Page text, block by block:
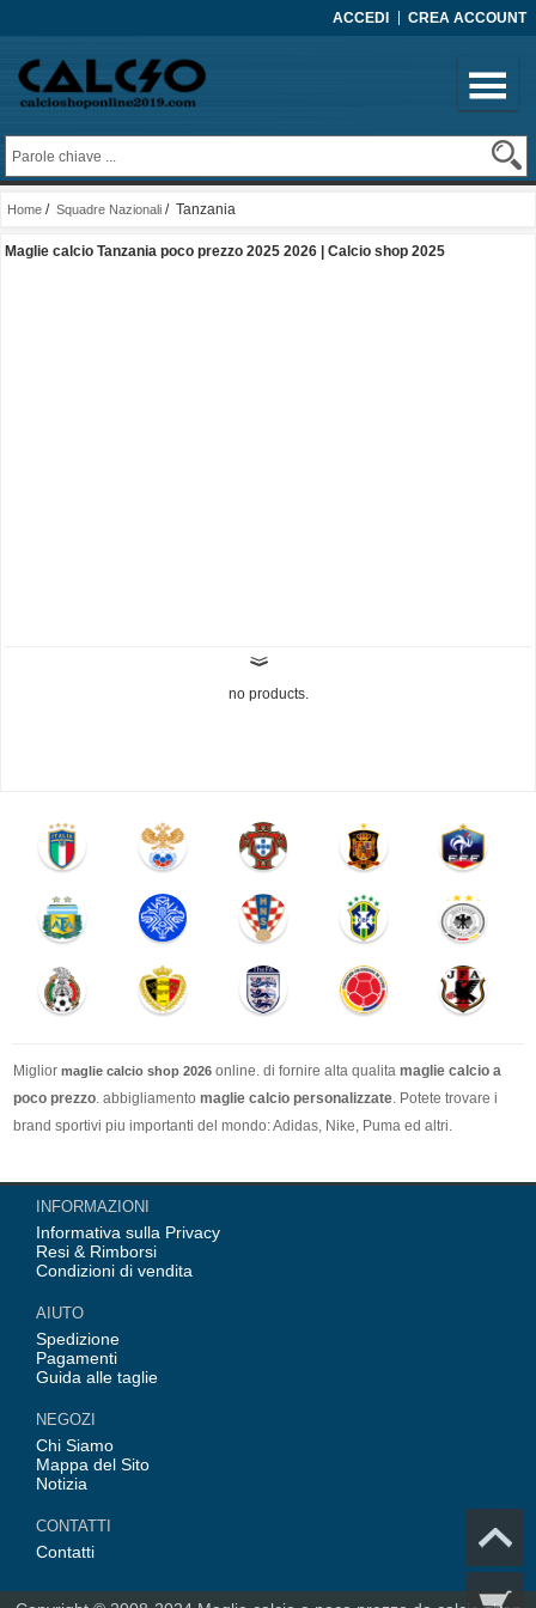
ACCEDI CREA ACCOUNT
Home / Squadre Nazionali / Tanzania
Maglie calcio Tanzania poco prezzo 2025 2026 | Calcio shop 2025
no products.
Miglior maglie calcio shop 2026 online. di fornire alta qualita maglie calcio a
poco prezzo. abbigliamento maglie calcio personalizzate. Potete trovare i
brand sportivi piu importanti del mondo: Adidas, Nike, Puma ed altri.
Nel nostro negozio trovi le calcio maglie italia Top Coppa Mondo 2026 Team(
Italia, Germania, Spagna, Argentina, Francia, Portogallo etc) piu importanti
delle squadre italiane (Juventus, AC Milan, Inter Milan, etc). Top europee
Team(Barcellona, Real Madrid, Bayern Monaco, Manchester United, Leicester
INFORMAZIONI
Informativa sulla Privacy
Resi & Rimborsi
Condizioni di vendita
AIUTO
Spedizione
Pagamenti
Guida alle taglie
NEGOZI
Chi Siamo
Mappa del Sito
Notizia
CONTATTI
Contatti